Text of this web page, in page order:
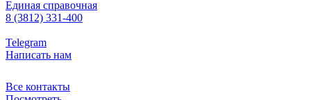
Единая справочная
8 (3812) 331-400
Telegram
Написать нам
Все контакты